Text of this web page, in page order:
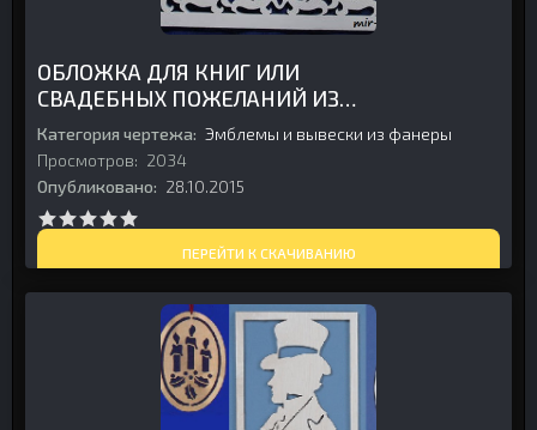
ОБЛОЖКА ДЛЯ КНИГ ИЛИ
СВАДЕБНЫХ ПОЖЕЛАНИЙ ИЗ
ФАНЕРЫ
Категория чертежа: Эмблемы и вывески из фанеры
Просмотров: 2034
Опубликовано: 28.10.2015
ПЕРЕЙТИ К СКАЧИВАНИЮ